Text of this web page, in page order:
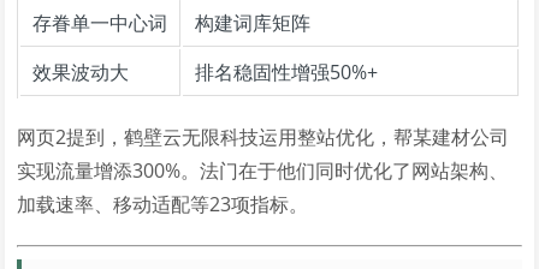
存眷单一中心词
构建词库矩阵
效果波动大
排名稳固性增强50%+
网页2提到，鹤壁云无限科技运用整站优化，帮某建材公司
实现流量增添300%。法门在于他们同时优化了网站架构、
加载速率、移动适配等23项指标。